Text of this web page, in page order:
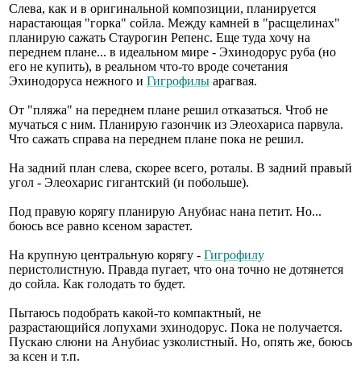
Слева, как и в оригинальной композиции, планируется
нарастающая "горка" сойла. Между камней в "расщелинах"
планирую сажать Стаурогин Репенс. Еще туда хочу на
переднем плане... в идеальном мире - Эхинодорус руба (но
его не купить), в реальном что-то вроде сочетания
Эхинодоруса нежного и Гигрофилы арагвая.
От "пляжа" на переднем плане решил отказаться. Чтоб не
мучаться с ним. Планирую газончик из Элеохариса парвула.
Что сажать справа на переднем плане пока не решил.
На задний план слева, скорее всего, роталы. В задний правый
угол - Элеохарис гигантский (и побольше).
Под правую корягу планирую Анубиас нана петит. Но...
боюсь все равно ксеном зарастет.
На крупную центральную корягу - Гигрофилу
перистолистную. Правда пугает, что она точно не дотянется
до сойла. Как голодать то будет.
Пытаюсь подобрать какой-то компактный, не
разрастающийся лопухами эхинодорус. Пока не получается.
Пускаю слюни на Анубиас узколистный. Но, опять же, боюсь
за ксен и т.п.